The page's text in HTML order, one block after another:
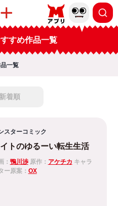
すすめ作品一覧
一覧
新着順
スターコミック
トのゆるーい転生生活
： 鴨川渉原作： アケチカ キャラ
ー原案： OX